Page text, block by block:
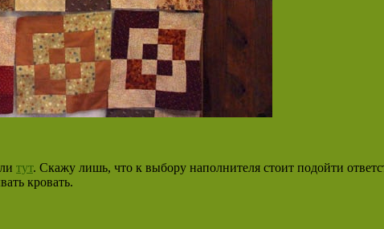
тут. Скажу лишь, что к выбору наполнителя стоит подойти
кровать.